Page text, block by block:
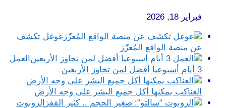
فبراير 18, 2026
غوغل تكشف
عن منصة الواقع المُعزّز
العمل
3 أيام أسبوعيا أفضل لمن تجاوز الأربعين
العناكب يمكنها أكل جميع البشر على وجه الأرض
الروبوت